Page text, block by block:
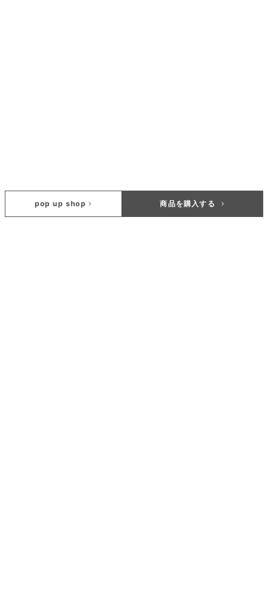
店舗で試着する 自宅で試着する
pop up shop 商品を購入する